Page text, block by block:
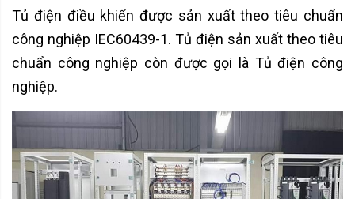
Tủ điện điều khiển được sản xuất theo tiêu chuẩn
công nghiệp IEC60439-1. Tủ điện sản xuất theo tiêu
chuẩn công nghiệp còn được gọi là Tủ điện công
nghiệp.